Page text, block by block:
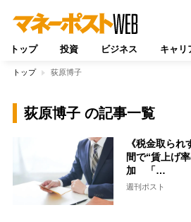
トップ 投資 ビジネス キャリ
トップ 荻原博子
荻原博子 の記事一覧
《税金取ら
間で“賃上げ
加 「…
週刊ポスト